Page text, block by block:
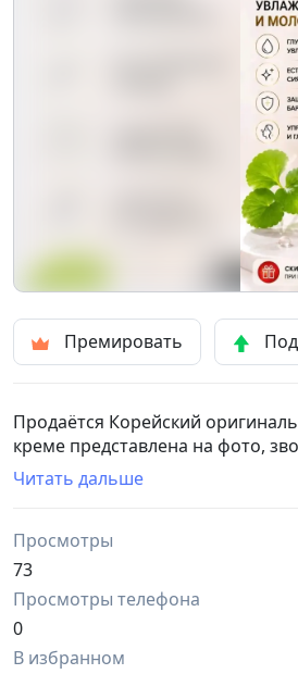
Премировать
Продаётся Корейский
креме представлена на фото,
Читать дальше
Просмотры
73
Просмотры телефона
0
В избранном